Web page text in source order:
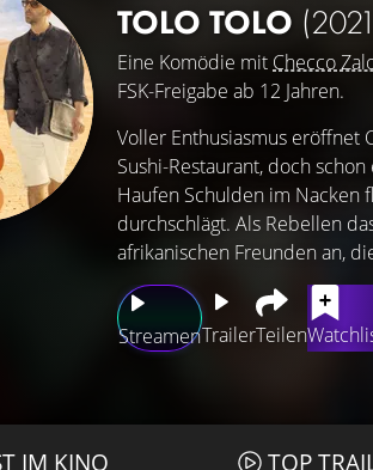
TOLO TOLO
Eine Komödie mit Checco
FSK-Freigabe ab 12 Jahren.
StreamenTrailerTeilen
Voller Enthusiasmus eröffnet
Sushi-Restaurant, doch
Haufen Schulden im Nacken
durchschlägt. Als Rebellen
afrikanischen Freunden an,
IM KINO TOP